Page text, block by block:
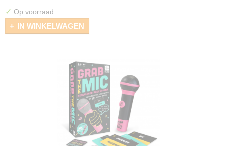
✓ Op voorraad
IN WINKELWAGEN